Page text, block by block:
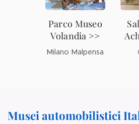
Parco Museo
Volandia >>
Milano Malpensa
Musei automobilistici